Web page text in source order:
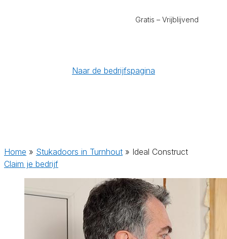
Gratis – Vrijblijvend
Naar de bedrijfspagina
Home » Stukadoors in Turnhout » Ideal Construct
Claim je bedrijf